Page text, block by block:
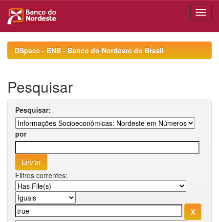
navigationDSpace - BNB - Banco do Nordeste do Brasil
Pesquisar
Pesquisar:
por
Filtros correntes: